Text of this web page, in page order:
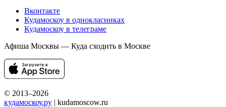
Вконтакте
Кудамоскоу в однокласниках
Кудамоскоу в телеграме
Афиша Москвы — Куда сходить в Москве
© 2013–2026
кудамоскоу.ру | kudamoscow.ru